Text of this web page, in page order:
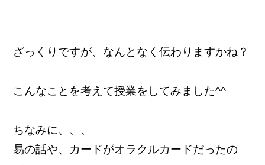
ざっくりですが、なんとなく伝わりますかね？
こんなことを考えて授業をしてみました^^
ちなみに、、、
易の話や、カードがオラクルカードだったの